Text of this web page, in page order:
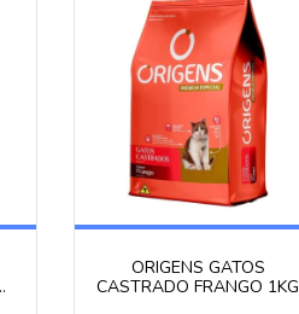
ORIGENS GATOS
CASTRADO FRANGO 1KG